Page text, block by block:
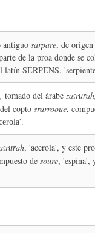
antiguosarpare, de
de la proa donde se
latín SERPENS,
tomado del árabe zaʕrūr
del coptosrarrooue,
ʕrūrah, 'acerola', y este
desoure, 'espina',